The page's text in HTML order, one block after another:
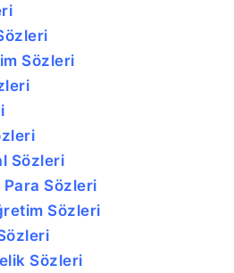
Sözleri
Sözleri
Sözleri
Sözleri
Sözleri